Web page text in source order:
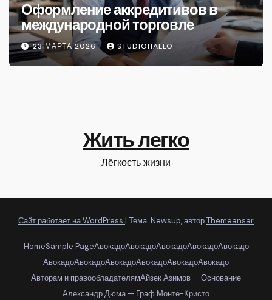
Оформление аккредитивов в
международной торговле
23 МАРТА 2026 STUDIOHALLO_
Жить легко
Лёгкость жизни
Сайт работает на WordPress | Тема: Newsup, авторThemeansar
HomeSample PageАвокадоАвокадоАвокадоАвокадоАвокадо
АвокадоАвокадоАвокадоАвокадоАвокадоАвокадо
Авторам и правообладателямАйзек Азимов — Основание
Александр Дюма — Граф Монте-Кристо